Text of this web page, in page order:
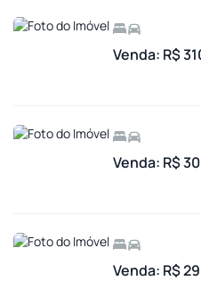
Venda: R$
Venda: R$
Venda: R$